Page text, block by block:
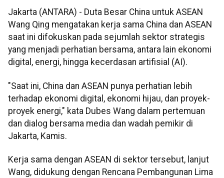
Jakarta (ANTARA) - Duta Besar China untuk ASEAN
Wang Qing mengatakan kerja sama China dan ASEAN
saat ini difokuskan pada sejumlah sektor strategis
yang menjadi perhatian bersama, antara lain ekonomi
digital, energi, hingga kecerdasan artifisial (AI).
"Saat ini, China dan ASEAN punya perhatian lebih
terhadap ekonomi digital, ekonomi hijau, dan proyek-
proyek energi," kata Dubes Wang dalam pertemuan
dan dialog bersama media dan wadah pemikir di
Jakarta, Kamis.
Kerja sama dengan ASEAN di sektor tersebut, lanjut
Wang, didukung dengan Rencana Pembangunan Lima